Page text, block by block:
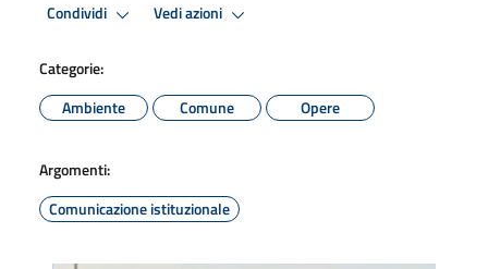
Condividi Vedi azioni
Categorie:
Ambiente
Comune Opere
Argomenti:
Comunicazione istituzionale